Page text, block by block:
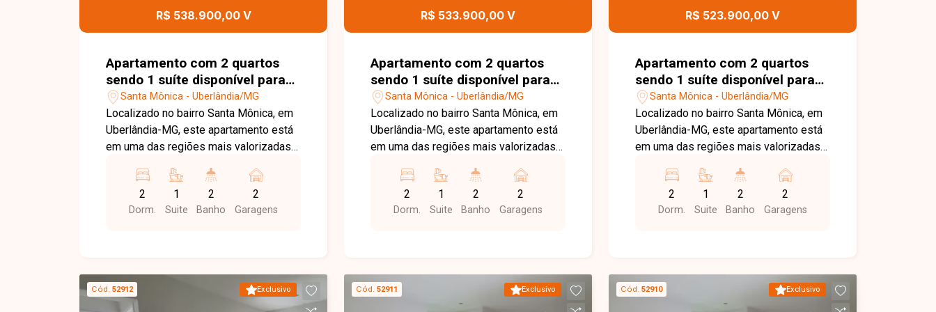
Uberlândia. Entre em contato e agende
busca conforto, economia e tecnologia
uma das regiões que mais crescem em
Uberlândia. Entre em contato e agende
sua visita!
permitindo futuras ampliações,
ou novos projetos. Esta é uma
excelente oportunidade para quem
busca um imóvel espaçoso, com amplo
terreno e grande potencial de
valorização, seja para moradia ou
investimento. Agende uma visita e
venha conhecer todos os detalhes
desta casa.
R$ 538.900,00 V
Apartamento com 2 quartos
sendo 1 suíte disponível para
venda no bairro Santa Mônica
em Uberlândia-MG
Santa Mônica - Uberlândia/MG
Localizado no bairro Santa Mônica, em
Uberlândia-MG, este apartamento está
em uma das regiões mais valorizadas
fácil acesso às principais vias e
proximidade com universidades,
supermercados, escolas, farmácias,
é constituído por sala em 02 ambientes
com fechadura eletrônica, 02 quartos,
2
Dorm.
1
Suite
2
Banho
2
Garagens
R$ 533.900,00 V
Apartamento com 2 quartos
sendo 1 suíte disponível para
venda no bairro Santa Mônica
em Uberlândia-MG
Santa Mônica - Uberlândia/MG
Localizado no bairro Santa Mônica, em
Uberlândia-MG, este apartamento está
em uma das regiões mais valorizadas
infraestrutura, fácil acesso às principais
vias e proximidade com universidades,
supermercados, escolas, farmácias,
vida. O imóvel é constituído por sala em
02 ambientes com fechadura eletrônica,
2
Dorm.
1
Suite
2
Banho
2
Garagens
R$ 523.900,00 V
Apartamento com 2 quartos
sendo 1 suíte disponível para
venda no bairro Santa Mônica
em Uberlândia-MG
Santa Mônica - Uberlândia/MG
Localizado no bairro Santa Mônica, em
Uberlândia-MG, este apartamento está
em uma das regiões mais valorizadas
infraestrutura, fácil acesso às principais
vias e proximidade com
supermercados, escolas,
praticidade, conforto e qualidade de
vida. O imóvel possui aproximadamente
2
Dorm.
1
Suite
2
Banho
2
Garagens
Exclusivo
Cód. 52912 Exclusivo
Cód. 52911 Exclusivo
Cód. 52910